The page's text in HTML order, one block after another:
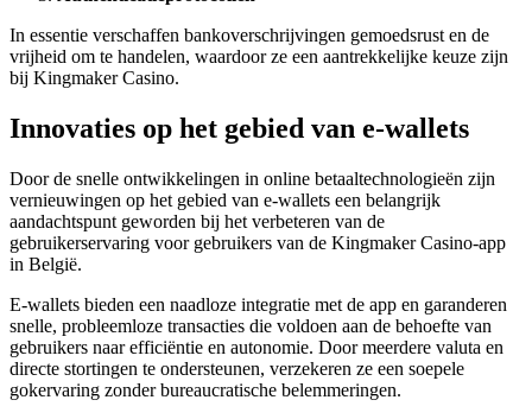
In essentie verschaffen bankoverschrijvingen gemoedsrust en de
vrijheid om te handelen, waardoor ze een aantrekkelijke keuze zijn
bij Kingmaker Casino.
Innovaties op het gebied van e-wallets
Door de snelle ontwikkelingen in online betaaltechnologieën zijn
vernieuwingen op het gebied van e-wallets een belangrijk
aandachtspunt geworden bij het verbeteren van de
gebruikerservaring voor gebruikers van de Kingmaker Casino-app
in België.
E-wallets bieden een naadloze integratie met de app en garanderen
snelle, probleemloze transacties die voldoen aan de behoefte van
gebruikers naar efficiëntie en autonomie. Door meerdere valuta en
directe stortingen te ondersteunen, verzekeren ze een soepele
gokervaring zonder bureaucratische belemmeringen.